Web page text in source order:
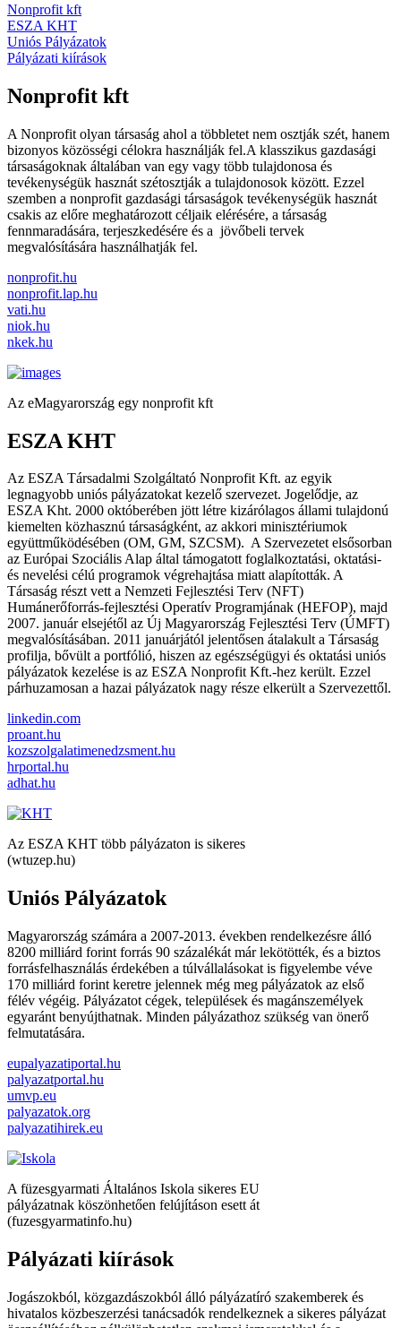
Nonprofit kft
ESZA KHT
Uniós Pályázatok
Pályázati kiírások
Nonprofit kft
A Nonprofit olyan társaság ahol a többletet nem osztják szét, hanem
bizonyos közösségi célokra használják fel.A klasszikus gazdasági
társaságoknak általában van egy vagy több tulajdonosa és
tevékenységük hasznát szétosztják a tulajdonosok között. Ezzel
szemben a nonprofit gazdasági társaságok tevékenységük hasznát
csakis az előre meghatározott céljaik elérésére, a társaság
fennmaradására, terjeszkedésére és a jövőbeli tervek
megvalósítására használhatják fel.
nonprofit.hu
nonprofit.lap.hu
vati.hu
niok.hu
nkek.hu
Az eMagyarország egy nonprofit kft
ESZA KHT
Az ESZA Társadalmi Szolgáltató Nonprofit Kft. az egyik
legnagyobb uniós pályázatokat kezelő szervezet. Jogelődje, az
ESZA Kht. 2000 októberében jött létre kizárólagos állami tulajdonú
kiemelten közhasznú társaságként, az akkori minisztériumok
együttműködésében (OM, GM, SZCSM). A Szervezetet elsősorban
az Európai Szociális Alap által támogatott foglalkoztatási, oktatási-
és nevelési célú programok végrehajtása miatt alapították. A
Társaság részt vett a Nemzeti Fejlesztési Terv (NFT)
Humánerőforrás-fejlesztési Operatív Programjának (HEFOP), majd
2007. január elsejétől az Új Magyarország Fejlesztési Terv (ÚMFT)
megvalósításában. 2011 januárjától jelentősen átalakult a Társaság
profilja, bővült a portfólió, hiszen az egészségügyi és oktatási uniós
pályázatok kezelése is az ESZA Nonprofit Kft.-hez került. Ezzel
párhuzamosan a hazai pályázatok nagy része elkerült a Szervezettől.
linkedin.com
proant.hu
kozszolgalatimenedzsment.hu
hrportal.hu
adhat.hu
Az ESZA KHT több pályázaton is sikeres
(wtuzep.hu)
Uniós Pályázatok
Magyarország számára a 2007-2013. években rendelkezésre álló
8200 milliárd forint forrás 90 százalékát már lekötötték, és a biztos
forrásfelhasználás érdekében a túlvállalásokat is figyelembe véve
170 milliárd forint keretre jelennek még meg pályázatok az első
félév végéig. Pályázatot cégek, települések és magánszemélyek
egyaránt benyújthatnak. Minden pályázathoz szükség van önerő
felmutatására.
eupalyazatiportal.hu
palyazatportal.hu
umvp.eu
palyazatok.org
palyazatihirek.eu
A füzesgyarmati Általános Iskola sikeres EU
pályázatnak köszönhetően felújításon esett át
(fuzesgyarmatinfo.hu)
Pályázati kiírások
Jogászokból, közgazdászokból álló pályázatíró szakemberek és
hivatalos közbeszerzési tanácsadók rendelkeznek a sikeres pályázat